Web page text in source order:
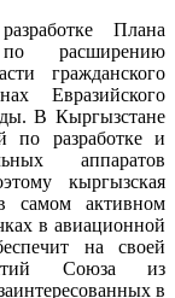
Плана
расширению
гражданского
Евразийского
В Кыргызстане
по разработке и
аппаратов
кыргызская
в самом активном
в авиационной
на своей
Союза из
в